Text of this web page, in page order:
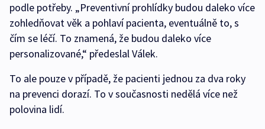
podle potřeby. „Preventivní prohlídky budou daleko více
zohledňovat věk a pohlaví pacienta, eventuálně to, s
čím se léčí. To znamená, že budou daleko více
personalizované,“ předeslal Válek.
To ale pouze v případě, že pacienti jednou za dva roky
na prevenci dorazí. To v současnosti nedělá více než
polovina lidí.